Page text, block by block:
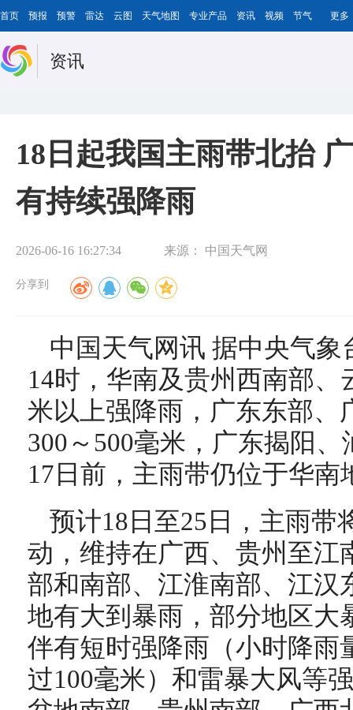
首页 预报 预警 雷达 云图 天气地图 专业产品 资讯 视频 节气 更多
资讯
18日起我国主雨带北抬
有持续强降雨
2026-06-16 16:27:34 来源： 中国天气网
分享到
中国天气网讯 据中央气象
14时，华南及贵州西南部、
米以上强降雨，广东东部、
300～500毫米，广东揭阳
17日前，主雨带仍位于华南
预计18日至25日，主雨带
动，维持在广西、贵州至江
部和南部、江淮南部、江汉
地有大到暴雨，部分地区大
伴有短时强降雨（小时降雨
过100毫米）和雷暴大风等